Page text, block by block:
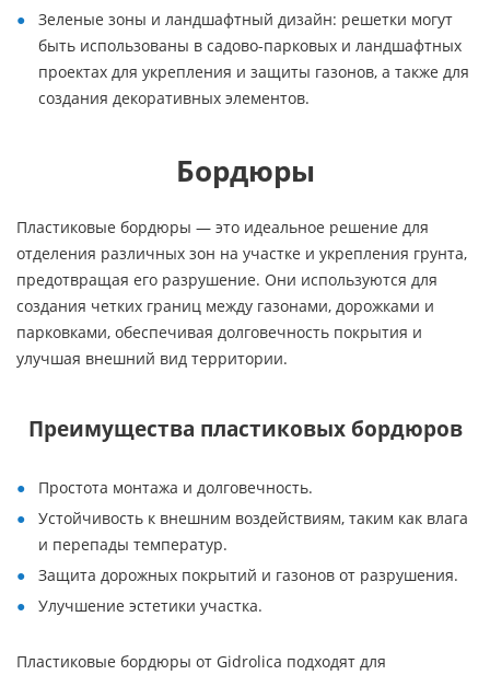
Зеленые зоны и ландшафтный дизайн: решетки могут
быть использованы в садово-парковых и ландшафтных
проектах для укрепления и защиты газонов, а также для
создания декоративных элементов.
Бордюры
Пластиковые бордюры — это идеальное решение для
отделения различных зон на участке и укрепления грунта,
предотвращая его разрушение. Они используются для
создания четких границ между газонами, дорожками и
парковками, обеспечивая долговечность покрытия и
улучшая внешний вид территории.
Преимущества пластиковых бордюров
Простота монтажа и долговечность.
Устойчивость к внешним воздействиям, таким как влага
и перепады температур.
Защита дорожных покрытий и газонов от разрушения.
Улучшение эстетики участка.
Пластиковые бордюры от Gidrolica подходят для